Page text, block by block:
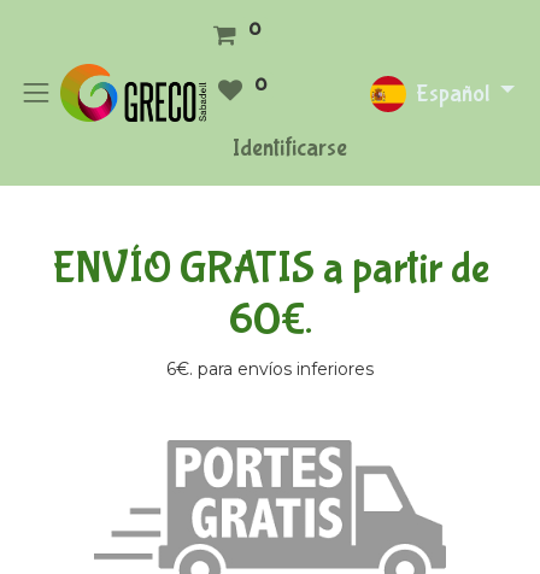
0
0
Identificarse
Español
ENVÍO GRATIS a partir de
60€.
6€. para envíos inferiores